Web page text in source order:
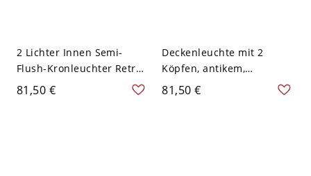
2 Lichter Innen Semi-
Flush-Kronleuchter Retro
Stilvolle Schwarze
Deckenleuchte mit Globus
81,50 €
Deckenleuchte mit 2
Köpfen, antikem,
halbkugelförmigem,
klarem Glas und
81,50 €